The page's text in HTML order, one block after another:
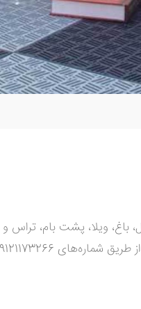
باغ، ویلا، پشت بام،